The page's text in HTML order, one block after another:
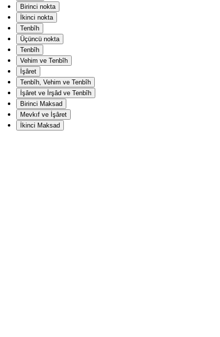
Birinci nokta
İkinci nokta
Tenbîh
Üçüncü nokta
Tenbîh
Vehim ve Tenbîh
İşâret
Tenbîh, Vehim ve Tenbîh
İşâret ve İrşâd ve Tenbîh
Birinci Maksad
Mevkıf ve İşâret
İkinci Maksad